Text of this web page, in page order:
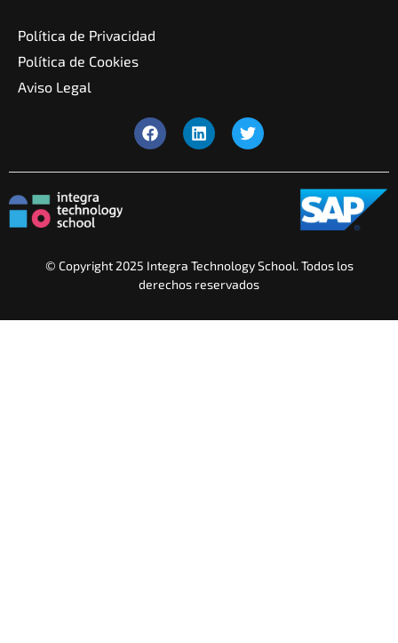
Política de Privacidad
Política de Cookies
Aviso Legal
© Copyright 2025 Integra Technology School. Todos los
derechos reservados